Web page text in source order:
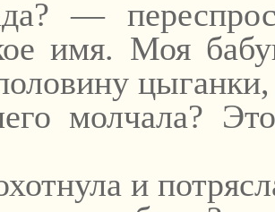
—
имя. Моя
молчала?
и